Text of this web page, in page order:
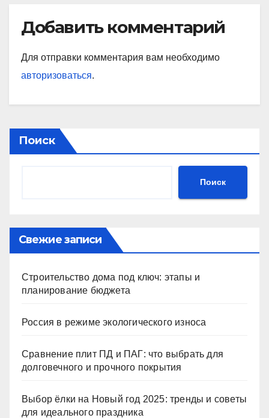
Добавить комментарий
Для отправки комментария вам необходимо
авторизоваться.
Поиск
Поиск
Свежие записи
Строительство дома под ключ: этапы и
планирование бюджета
Россия в режиме экологического износа
Сравнение плит ПД и ПАГ: что выбрать для
долговечного и прочного покрытия
Выбор ёлки на Новый год 2025: тренды и советы
для идеального праздника